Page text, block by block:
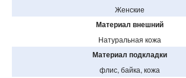
Женские
Материал внешний
Натуральная кожа
Материал подкладки
флис, байка, кожа